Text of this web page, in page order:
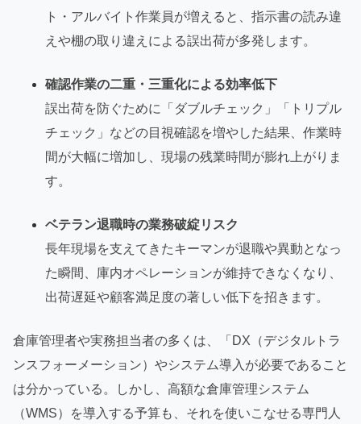
ト・アルバイト作業員が増えると、指示書の読み違
えや棚の取り違えによる誤出荷が多発します。
確認作業の二重・三重化による効率低下
誤出荷を防ぐために「ダブルチェック」「トリプル
チェック」などの目視確認を増やした結果、作業時
間が大幅に増加し、現場の残業時間が膨れ上がりま
す。
ベテラン退職時の業務破綻リスク
長年現場を支えてきたキーマンが退職や異動となっ
た瞬間、庫内オペレーションが維持できなくなり、
出荷遅延や顧客満足度の著しい低下を招きます。
倉庫管理者や実務担当者の多くは、「DX（デジタルトラ
ンスフォーメーション）やシステム導入が必要であること
は分かっている。しかし、高額な倉庫管理システム
（WMS）を導入する予算も、それを使いこなせる専門人